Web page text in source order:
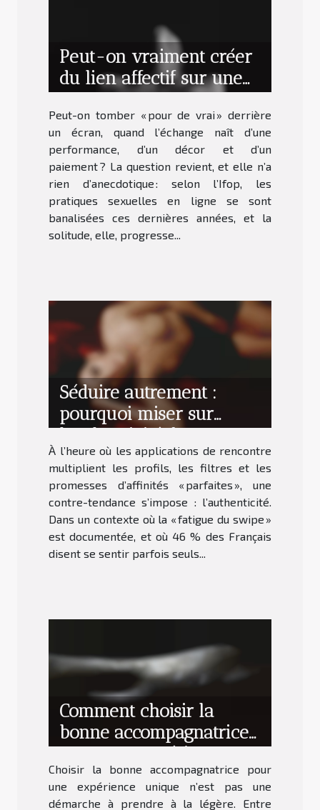
Peut-on vraiment créer
du lien affectif sur une
sexcam ?
Peut-on tomber « pour de vrai » derrière
un écran, quand l’échange naît d’une
performance, d’un décor et d’un
paiement ? La question revient, et elle n’a
rien d’anecdotique : selon l’Ifop, les
pratiques sexuelles en ligne se sont
banalisées ces dernières années, et la
solitude, elle, progresse...
Séduire autrement :
pourquoi miser sur
l’authenticité dans ses
rencontres
À l’heure où les applications de rencontre
multiplient les profils, les filtres et les
promesses d’affinités « parfaites », une
contre-tendance s’impose : l’authenticité.
Dans un contexte où la « fatigue du swipe »
est documentée, et où 46 % des Français
disent se sentir parfois seuls...
Comment choisir la
bonne accompagnatrice
pour une expérience
unique ?
Choisir la bonne accompagnatrice pour
une expérience unique n’est pas une
démarche à prendre à la légère. Entre